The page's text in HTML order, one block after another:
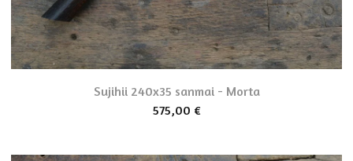
Sujihii 240x35 sanmai - Morta
575,00 €